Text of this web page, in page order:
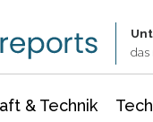
das
& Technik